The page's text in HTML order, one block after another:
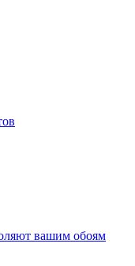
вашим обоям